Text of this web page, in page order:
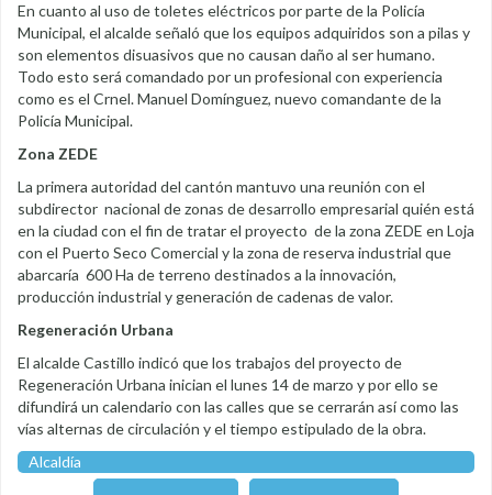
En cuanto al uso de toletes eléctricos por parte de la Policía
Municipal, el alcalde señaló que los equipos adquiridos son a pilas y
son elementos disuasivos que no causan daño al ser humano.
Todo esto será comandado por un profesional con experiencia
como es el Crnel. Manuel Domínguez, nuevo comandante de la
Policía Municipal.
Zona ZEDE
La primera autoridad del cantón mantuvo una reunión con el
subdirector nacional de zonas de desarrollo empresarial quién está
en la ciudad con el fin de tratar el proyecto de la zona ZEDE en Loja
con el Puerto Seco Comercial y la zona de reserva industrial que
abarcaría 600 Ha de terreno destinados a la innovación,
producción industrial y generación de cadenas de valor.
Regeneración Urbana
El alcalde Castillo indicó que los trabajos del proyecto de
Regeneración Urbana inician el lunes 14 de marzo y por ello se
difundirá un calendario con las calles que se cerrarán así como las
vías alternas de circulación y el tiempo estipulado de la obra.
Alcaldía